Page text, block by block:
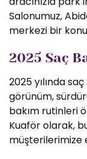
Salonumuz,
merkezi bir
2025 Saç
2025 yılında
görünüm,
bakım rutinleri
Kuaför olarak,
müşterilerimize